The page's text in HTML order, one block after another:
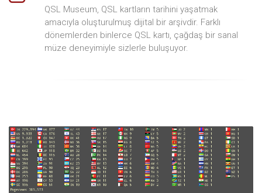
QSL Museum, QSL kartların tarihini yaşatmak
amacıyla oluşturulmuş dijital bir arşivdir. Farklı
dönemlerden binlerce QSL kartı, çağdaş bir sanal
müze deneyimiyle sizlerle buluşuyor.